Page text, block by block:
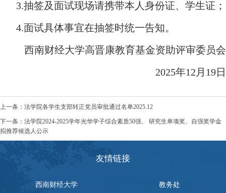
3.抽签及面试现场请携带本人身份证、学生证；
4.面试具体事宜在抽签时统一告知。
西南财经大学高晋康教育基金资助评审委员会
2025年12月19日
上一条： 法学院各学生支部转正党员审批通过名单2025.12
下一条： 法学院2024-2025学年光华学子综合素质50强、 研究生单项奖、自强奖学金
拟推荐候选人公示
友情链接
西南财经大学 教务处